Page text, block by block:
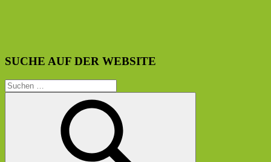
SUCHE AUF DER WEBSITE
Suchen
nach: